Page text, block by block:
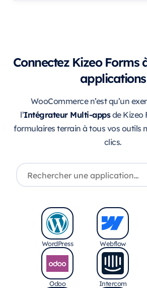
Connectez Kizeo Forms
applications
WooCommerce n’est qu’un
l’Intégrateur Multi-appsde Kizeo
formulaires terrain à tous vos outils
clics.
WordPress Webflow
Odoo Intercom